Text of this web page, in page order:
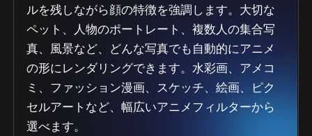
ルを残しながら顔の特徴を強調します。大切な
ペット、人物のポートレート、複数人の集合写
真、風景など、どんな写真でも自動的にアニメ
の形にレンダリングできます。水彩画、アメコ
ミ、ファッション漫画、スケッチ、絵画、ピク
セルアートなど、幅広いアニメフィルターから
選べます。